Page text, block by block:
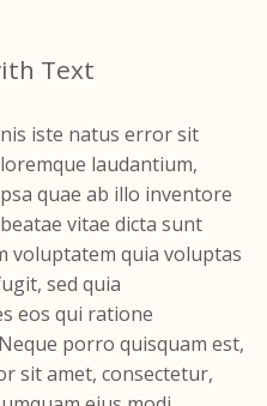
Text
iste natus error sit
laudantium,
quae ab illo inventore
vitae dicta sunt
voluptatem quia voluptas
sed quia
eos qui ratione
porro quisquam est,
sit amet, consectetur,